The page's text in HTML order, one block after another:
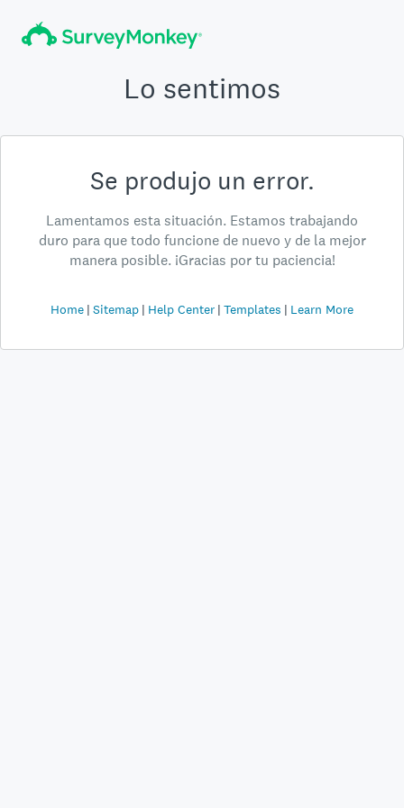
Lo sentimos
Se produjo un error.
Lamentamos esta situación. Estamos trabajando
duro para que todo funcione de nuevo y de la mejor
manera posible. ¡Gracias por tu paciencia!
Home Sitemap Help Center Templates Learn More